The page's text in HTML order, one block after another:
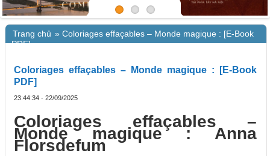
Trang chủ » Coloriages effaçables – Monde magique : [E-Book
PDF]
Coloriages effaçables – Monde magique : [E-Book
PDF]
23:44:34 - 22/09/2025
Coloriages effaçables –
Monde magique : Anna
Florsdefum